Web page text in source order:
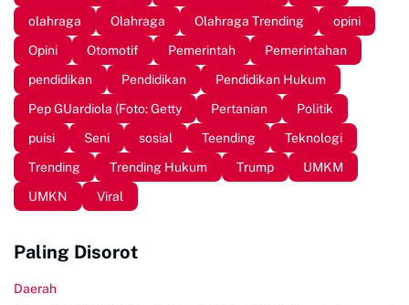
olahraga
Olahraga Olahraga Trending
opini
Opini
Otomotif Pemerintah
Pemerintahan
pendidikan
Pendidikan
Pendidikan Hukum
Pep GUardiola (Foto: Getty
Pertanian
Politik
puisi
Seni sosial Teending
Teknologi
Trending
Trending Hukum Trump
UMKM
UMKN
Viral
Paling Disorot
Daerah